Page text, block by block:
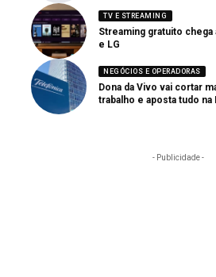
TV E STREAMING
Streaming gratuito chega
e LG
NEGÓCIOS E OPERADORAS
Dona da Vivo vai cortar
trabalho e aposta tudo na
- Publicidade -